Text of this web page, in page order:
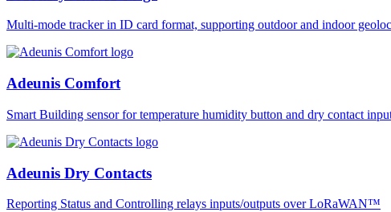
Multi-mode tracker in ID card format, supporting outdoor and indoor
Adeunis Comfort
Smart Building sensor for temperature humidity button and dry contact
Adeunis Dry Contacts
Reporting Status and Controlling relays inputs/outputs over LoRaWAN™